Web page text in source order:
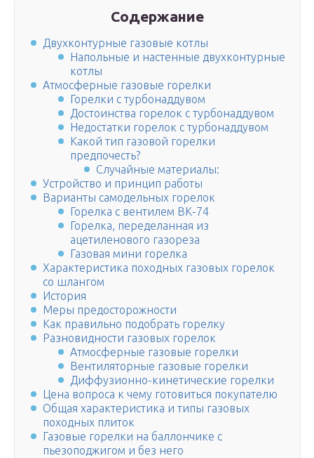
Содержание
Двухконтурные газовые котлы
Напольные и настенные двухконтурные
котлы
Атмосферные газовые горелки
Горелки с турбонаддувом
Достоинства горелок с турбонаддувом
Недостатки горелок с турбонаддувом
Какой тип газовой горелки
предпочесть?
Случайные материалы:
Устройство и принцип работы
Варианты самодельных горелок
Горелка с вентилем ВК-74
Горелка, переделанная из
ацетиленового газореза
Газовая мини горелка
Характеристика походных газовых горелок
со шлангом
История
Меры предосторожности
Как правильно подобрать горелку
Разновидности газовых горелок
Атмосферные газовые горелки
Вентиляторные газовые горелки
Диффузионно-кинетические горелки
Цена вопроса к чему готовиться покупателю
Общая характеристика и типы газовых
походных плиток
Газовые горелки на баллончике с
пьезоподжигом и без него